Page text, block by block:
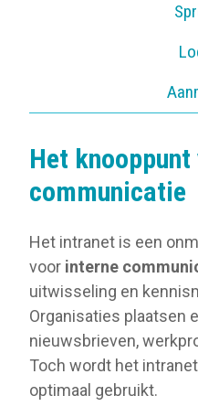
Het
communicatie
Het intranet is een
voor interne
uitwisseling en
Organisaties plaatsen
nieuwsbrieven,
Toch wordt het
optimaal gebruikt.